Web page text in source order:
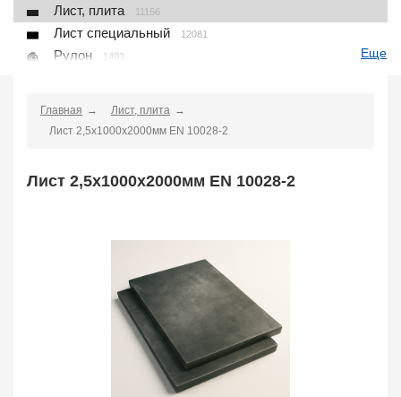
Лист, плита 11156
Лист специальный 12081
Рулон 1403
Арматура
178
332
Полособульб 54
Рельсовый крепеж 776
Еще
Главная
Лист, плита
Лист 2,5х1000х2000мм EN 10028-2
Лист 2,5х1000х2000мм EN 10028-2